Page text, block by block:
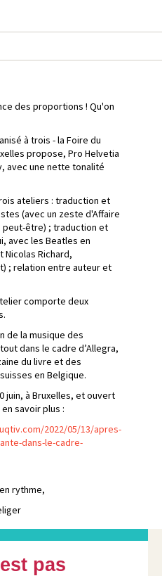
des proportions ! Qu'on
à trois - la Foire du
propose, Pro Helvetia
avec une nette tonalité
ateliers : traduction et
(avec un zeste d'Affaire
peut-être) ; traduction et
avec les Beatles en
Nicolas Richard,
; relation entre auteur et
comporte deux
de la musique des
dans le cadre d’Allegra,
du livre et des
en Belgique.
juin, à Bruxelles, et ouvert
savoir plus :
2022/05/13/apres-
dans-le-cadre-
rythme,
pas